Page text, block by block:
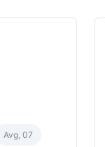
Avg, 07